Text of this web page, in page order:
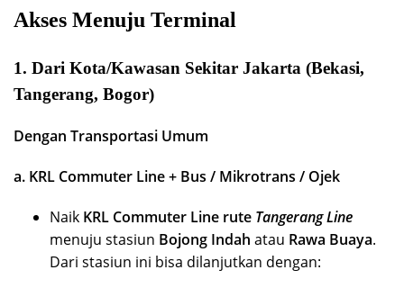
Akses Menuju Terminal
1. Dari Kota/Kawasan Sekitar Jakarta (Bekasi,
Tangerang, Bogor)
Dengan Transportasi Umum
a. KRL Commuter Line + Bus / Mikrotrans / Ojek
Naik KRL Commuter Line rute Tangerang Line
menuju stasiun Bojong Indah atau Rawa Buaya.
Dari stasiun ini bisa dilanjutkan dengan: